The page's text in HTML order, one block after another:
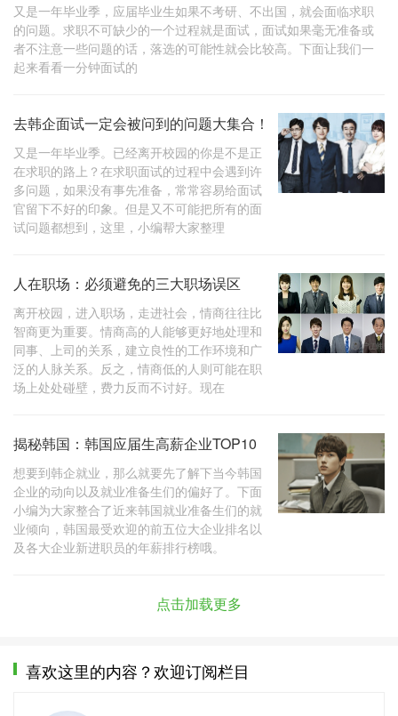
又是一年毕业季，应届毕业生如果不考研、不出国，就会面临求职
的问题。求职不可缺少的一个过程就是面试，面试如果毫无准备或
者不注意一些问题的话，落选的可能性就会比较高。下面让我们一
起来看看一分钟面试的
去韩企面试一定会被问到的问题大集合！
又是一年毕业季。已经离开校园的你是不是正
在求职的路上？在求职面试的过程中会遇到许
多问题，如果没有事先准备，常常容易给面试
官留下不好的印象。但是又不可能把所有的面
试问题都想到，这里，小编帮大家整理
人在职场：必须避免的三大职场误区
离开校园，进入职场，走进社会，情商往往比
智商更为重要。情商高的人能够更好地处理和
同事、上司的关系，建立良性的工作环境和广
泛的人脉关系。反之，情商低的人则可能在职
场上处处碰壁，费力反而不讨好。现在
揭秘韩国：韩国应届生高薪企业TOP10
想要到韩企就业，那么就要先了解下当今韩国
企业的动向以及就业准备生们的偏好了。下面
小编为大家整合了近来韩国就业准备生们的就
业倾向，韩国最受欢迎的前五位大企业排名以
及各大企业新进职员的年薪排行榜哦。
点击加载更多
喜欢这里的内容？欢迎订阅栏目